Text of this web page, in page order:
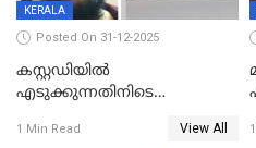
KERALA
Posted On 31-12-2025
കസ്റ്റഡിയിൽ
എടുക്കുന്നതിനിടെ
വധശ്രമക്കേസ് പ്രതി പിടിയിൽ
1 Min Read View All